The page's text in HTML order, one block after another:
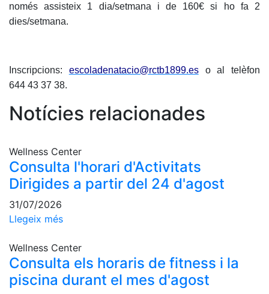
Escola de
tennis
equips
Llegendes
professionals
Campionat
Social de
Tennis
de Joc
Quadre
Històric
del
Campionat
només assisteix 1 dia/setmana i de 160€ si ho fa 2
dies/setmana.
Inscripcions: escoladenatacio@rctb1899.eso al telèfon
644 43 37 38.
Notícies relacionades
Wellness Center
Consulta l'horari d'Activitats
Dirigides a partir del 24 d'agost
31/07/2026
Llegeix més
Wellness Center
Consulta els horaris de fitness i la
piscina durant el mes d'agost